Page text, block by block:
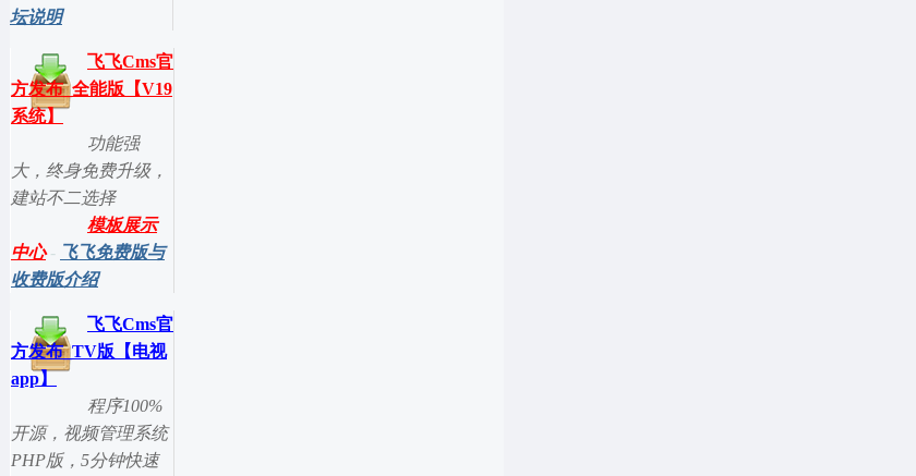
坛说明
飞飞Cms官
方发布_全能版【V19
系统】
功能强
大，终身免费升级，
建站不二选择
模板展示
中心- 飞飞免费版与
收费版介绍
飞飞Cms官
方发布_TV版【电视
app】
程序100%
开源，视频管理系统
PHP版，5分钟快速